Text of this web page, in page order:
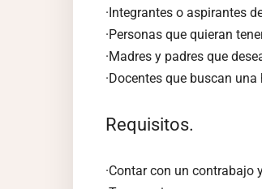
·Integrantes o aspirantes
·Personas que quieran
·Madres y padres que
·Docentes que buscan
Requisitos.
·Contar con un contrabajo